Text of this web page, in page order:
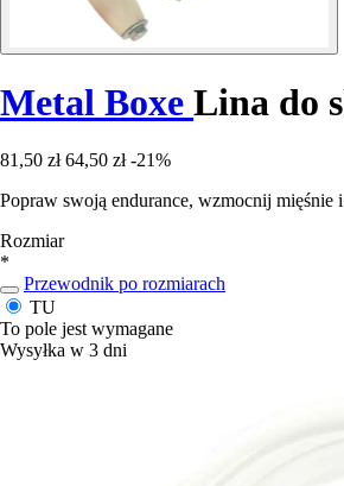
Metal Boxe Lina do
81,50 zł 64,50 zł -21%
Popraw swoją endurance, wzmocnij
Rozmiar
*
Przewodnik po rozmiarach
TU
To pole jest wymagane
Wysyłka w 3 dni